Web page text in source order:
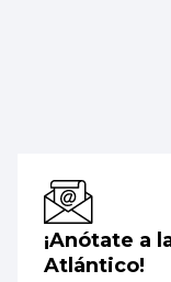
¡Anótate a
Atlántico!